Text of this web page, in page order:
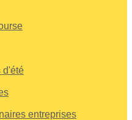
d'été
entreprises